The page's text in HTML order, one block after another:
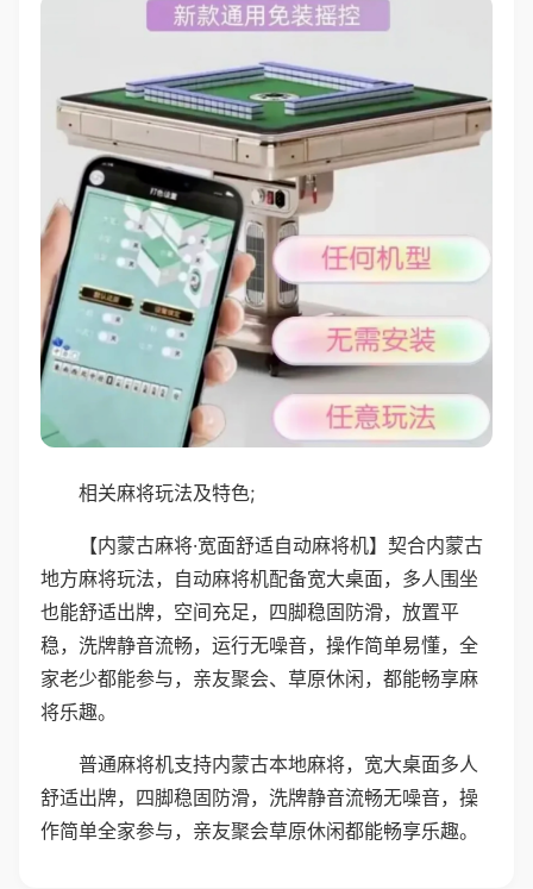
相关麻将玩法及特色;
【内蒙古麻将·宽面舒适自动麻将机】契合内蒙古
地方麻将玩法，自动麻将机配备宽大桌面，多人围坐
也能舒适出牌，空间充足，四脚稳固防滑，放置平
稳，洗牌静音流畅，运行无噪音，操作简单易懂，全
家老少都能参与，亲友聚会、草原休闲，都能畅享麻
将乐趣。
普通麻将机支持内蒙古本地麻将，宽大桌面多人
舒适出牌，四脚稳固防滑，洗牌静音流畅无噪音，操
作简单全家参与，亲友聚会草原休闲都能畅享乐趣。